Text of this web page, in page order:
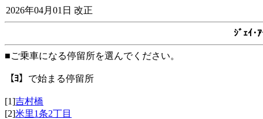
2026年04月01日 改正
ｼﾞｪｲ･
■ご乗車になる停留所を選んでください。
【ﾖ】 で始まる停留所
[1]吉村橋
[2]米里1条2丁目